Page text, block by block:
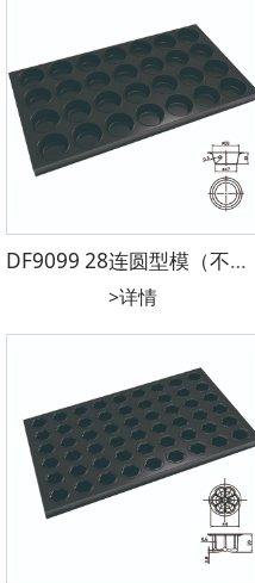
DF9099 28连圆型模（不沾）镀铝 600*400*33mm 圆径59*圆径47*25mm
>详情